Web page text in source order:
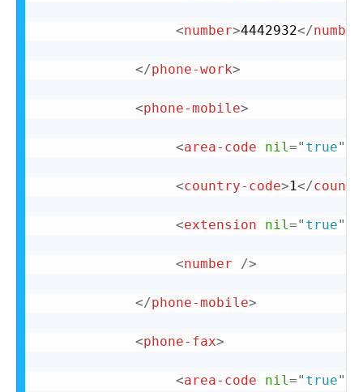
<number>4442932</number
</phone-work>
<phone-mobile>
<area-code nil=" true"
<country-code>1</
<extension nil=" true"
<number />
</phone-mobile>
<phone-fax>
<area-code nil=" true"